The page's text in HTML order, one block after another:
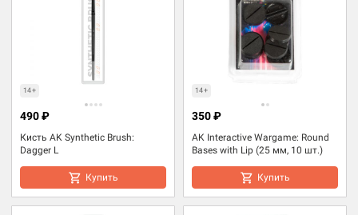
14+
Кисть AK Synthetic Brush:
Dagger L
490 ₽
Купить
14+
AK Interactive Wargame: Round
Bases with Lip (25 мм, 10 шт.)
350 ₽
Купить